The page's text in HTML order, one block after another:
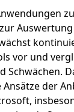
vor und
Schwächen.
der